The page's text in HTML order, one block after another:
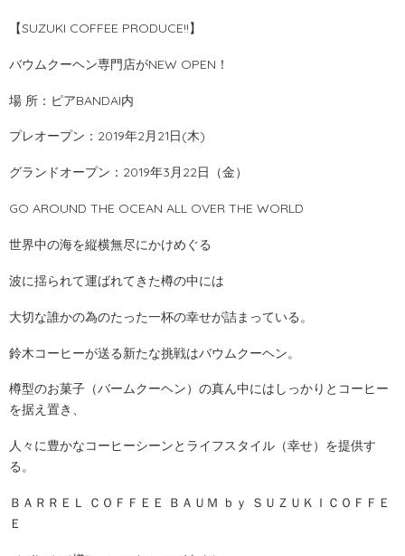
【SUZUKI COFFEE PRODUCE!!】
バウムクーヘン専門店がNEW OPEN ！
場 所：ピアBANDAI内
プレオープン：2019年2月 21日(木)
グランドオープン：2019年3月22日（金）
GO AROUND THE OCEAN ALL OVER THE WORLD
世界中の海を縦横無尽にかけめぐる
波に揺られて運ばれてきた樽の中には
大切な誰かの為のたった一杯の幸せが詰まっている。
鈴木コーヒーが送る新たな挑戦はバウムクーヘン。
樽型のお菓子（バームクーヘン）の真ん中にはしっかりとコーヒー
を据え置き、
人々に豊かなコーヒーシーンとライフスタイル（幸せ）を提供す
る。
ＢＡＲＲＥＬ ＣＯＦＦＥＥ ＢＡＵＭ ｂｙ ＳＵＺＵＫＩＣＯＦＦＥ
Ｅ